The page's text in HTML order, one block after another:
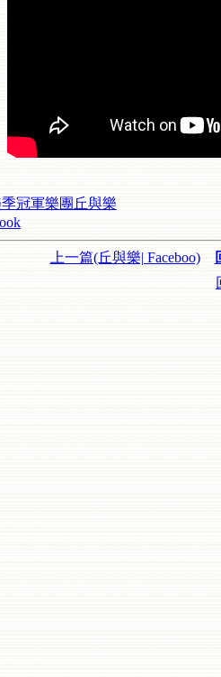
冠軍樂團丘與樂
上一篇(丘與樂| Faceboo)